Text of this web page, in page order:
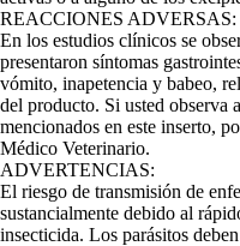
REACCIONES ADVERSAS:
En los estudios clínicos se
presentaron síntomas
vómito, inapetencia y babeo,
del producto. Si usted observa
mencionados en este inserto,
Médico Veterinario.
ADVERTENCIAS:
El riesgo de transmisión de
sustancialmente debido al
insecticida. Los parásitos